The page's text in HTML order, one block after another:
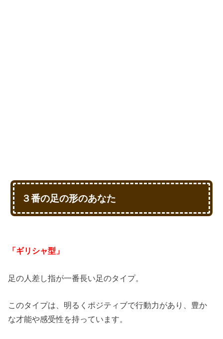
３番の足の形のあなた
「ギリシャ型」
足の人差し指が一番長い足のタイプ。
このタイプは、明るくポジティブで行動力があり、豊か
な才能や感受性を持っています。